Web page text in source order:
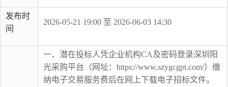
发布时
间
2026-05-21 19:00 至 2026-06-03 14:30
一、潜在投标人凭企业机构CA及密码登录深圳阳
光采购平台（网址：https://www.szygcgpt.com/）缴
纳电子交易服务费后在网上下载电子招标文件。